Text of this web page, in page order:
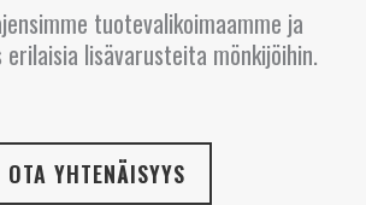
tuotevalikoimaamme ja
​​lisävarusteita mönkijöihin.
OTA YHTENÄISYYS